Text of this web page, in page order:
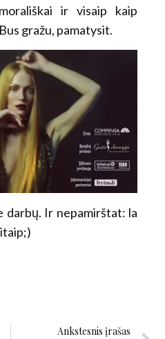
ir visaip kaip
gražu, pamatysit.
darbų. Ir nepamirštat: la
Ankstesnis įrašas